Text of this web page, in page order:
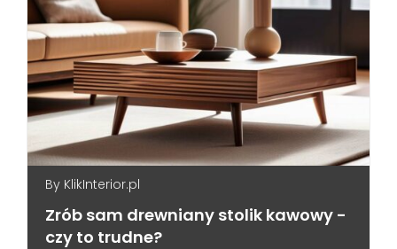
By KlikInterior.pl
Zrób sam drewniany stolik kawowy -
czy to trudne?